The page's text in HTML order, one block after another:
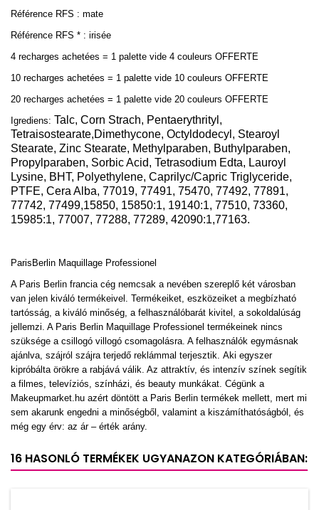
Référence RFS : mate
Référence RFS * : irisée
4 recharges achetées = 1 palette vide 4 couleurs OFFERTE
10 recharges achetées = 1 palette vide 10 couleurs OFFERTE
20 recharges achetées = 1 palette vide 20 couleurs OFFERTE
Igrediens: Talc, Corn Strach, Pentaerythrityl,
Tetraisostearate,Dimethycone, Octyldodecyl, Stearoyl
Stearate, Zinc Stearate, Methylparaben, Buthylparaben,
Propylparaben, Sorbic Acid, Tetrasodium Edta, Lauroyl
Lysine, BHT, Polyethylene, Caprilyc/Capric Triglyceride,
PTFE, Cera Alba, 77019, 77491, 75470, 77492, 77891,
77742, 77499,15850, 15850:1, 19140:1, 77510, 73360,
15985:1, 77007, 77288, 77289, 42090:1,77163.
ParisBerlin Maquillage Professionel
A Paris Berlin francia cég nemcsak a nevében szereplő két városban
van jelen kiváló termékeivel. Termékeiket, eszközeiket a megbízható
tartósság, a kiváló minőség, a felhasználóbarát kivitel, a sokoldalúság
jellemzi. A Paris Berlin Maquillage Professionel termékeinek nincs
szüksége a csillogó villogó csomagolásra. A felhasználók egymásnak
ajánlva, szájról szájra terjedő reklámmal terjesztik. Aki egyszer
kipróbálta örökre a rabjává válik. Az attraktív, és intenzív színek segítik
a filmes, televíziós, színházi, és beauty munkákat. Cégünk a
Makeupmarket.hu azért döntött a Paris Berlin termékek mellett, mert mi
sem akarunk engedni a minőségből, valamint a kiszámíthatóságból, és
még egy érv: az ár – érték arány.
16 HASONLÓ TERMÉKEK UGYANAZON KATEGÓRIÁBAN: